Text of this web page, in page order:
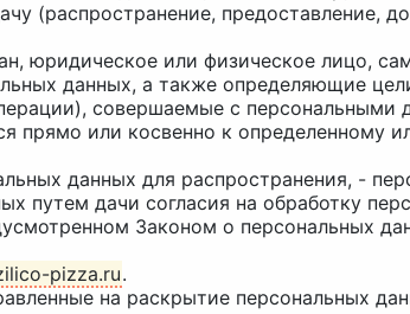
(распространение, предоставление,
юридическое или физическое лицо,
данных, а также определяющие
совершаемые с персональными
прямо или косвенно к определенному
данных для распространения, -
путем дачи согласия на обработку
Законом о персональных
pizza.ru.
на раскрытие персональных